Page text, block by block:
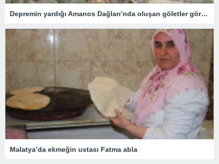
Depremin yardığı Amanos Dağları’nda oluşan göletler görüntülendi
Malatya’da ekmeğin ustası Fatma abla